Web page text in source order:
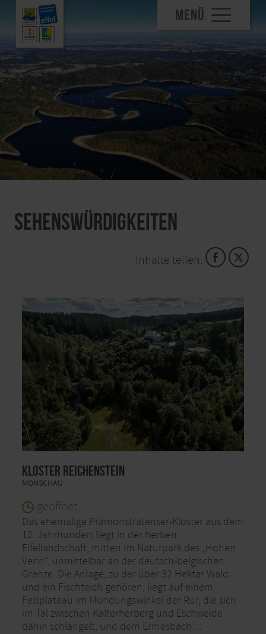
MENÜ
Sehenswürdigkeiten
Inhalte teilen:
Kloster Reichenstein
MONSCHAU
geöffnet
Das ehemalige Prämonstratenser-Kloster aus dem
12. Jahrhundert liegt in der herben
Eifellandschaft, mitten im Naturpark des „Hohen
Venn“, unmittelbar an der deutsch-belgischen
Grenze. Die Anlage, zu der über 32 Hektar Wald
und ein Fischteich gehören, liegt auf einem
Felsplateau im Mündungswinkel der Rur, die sich
im Tal zwischen Kalterherberg und Eschweide
dahin schlängelt, und dem Ermesbach…